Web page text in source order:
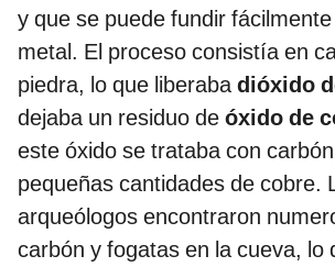
y que se puede fundir
metal. El proceso consistía en
piedra, lo que liberabadióxido
dejaba un residuo de óxido de
este óxido se trataba con
pequeñas cantidades de cobre.
arqueólogos encontraron
carbón y fogatas en la cueva, lo